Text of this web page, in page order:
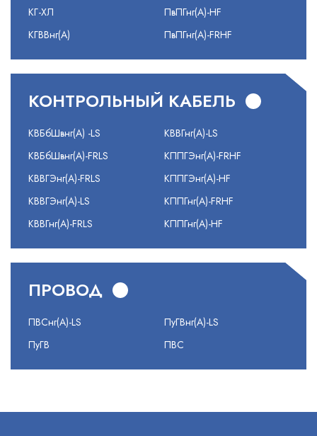
КГ-ХЛ
КГВВнг(А)
ПвПГнг(А)-HF
ПвПГнг(А)-FRHF
КОНТРОЛЬНЫЙ КАБЕЛЬ
КВБбШвнг(А) -LS
КВБбШвнг(А)-FRLS
КВВГЭнг(А)-FRLS
КВВГЭнг(А)-LS
КВВГнг(А)-FRLS
КВВГнг(А)-LS
КППГЭнг(А)-FRHF
КППГЭнг(А)-HF
КППГнг(А)-FRHF
КППГнг(А)-HF
ПРОВОД
ПВСнг(А)-LS
ПуГВ
ПуГВнг(А)-LS
ПВС